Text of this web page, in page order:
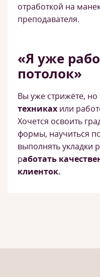
отработкой на
преподавателя.
«Я уже
потолок»
Вы уже стрижёте, но
техниках или
Хочется освоить
формы, научиться
выполнять укладки
работать
клиенток.